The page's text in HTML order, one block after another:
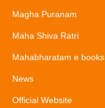
Magha Puranam
Maha Shiva Ratri
Mahabharatam e books
News
Official Website